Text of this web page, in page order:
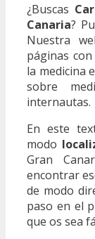
¿Buscas
Canaria?
Nuestra
páginas
la medicina
sobre
internautas.
En este
modo
Gran
encontrar
de modo
paso en el
que os sea